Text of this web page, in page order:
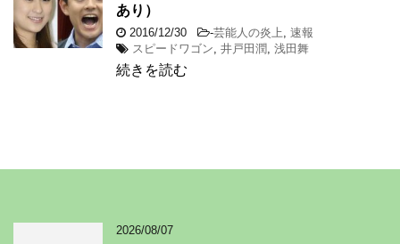
あり）
2016/12/30 -芸能人の炎上 速報
スピードワゴン 井戸田潤 浅田舞
続きを読む
2026/08/07